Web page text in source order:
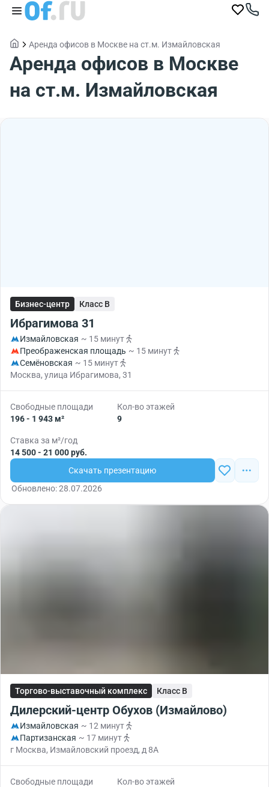
Аренда офисов в Москве на ст.м. Измайловская
Аренда офисов в Москве
на ст.м. Измайловская
Бизнес-центр Класс B
Ибрагимова 31
Измайловская ~ 15 минут
Преображенская площадь ~ 15 минут
Семёновская ~ 15 минут
Москва, улица Ибрагимова, 31
Свободные площади
196 - 1 943 м²
Кол-во этажей
9
Ставка за м²/год
14 500 - 21 000 руб.
Скачать презентацию
Обновлено: 28.07.2026
Торгово-выставочный комплекс Класс B
Дилерский-центр Обухов (Измайлово)
Измайловская ~ 12 минут
Партизанская ~ 17 минут
г Москва, Измайловский проезд, д 8А
Свободные площади
Кол-во этажей